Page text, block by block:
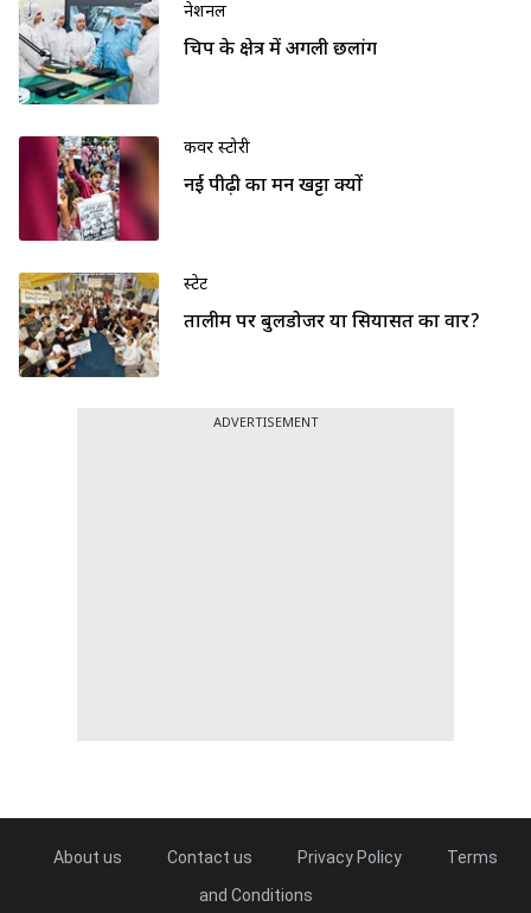
नेशनल
चिप के क्षेत्र में अगली छलांग
कवर स्टोरी
नई पीढ़ी का मन खट्टा क्यों
स्टेट
तालीम पर बुलडोजर या सियासत का वार?
ADVERTISEMENT
About us Contact us Privacy Policy
Terms
and Conditions